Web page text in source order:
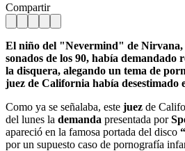
Compartir
El niño del "Nevermind" de Nirvana,
sonados de los 90, había demandado
la disquera, alegando un tema de
juez de California había desestimado
Como ya se señalaba, este juez de
del lunes la demanda presentada por
apareció en la famosa portada del disco
por un supuesto caso de pornografía